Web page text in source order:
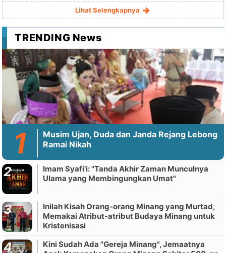
Lihat Selengkapnya
TRENDING News
Musim Ujan, Duda dan Janda Rejang Lebong
Ramai Nikah
Imam Syafi'i: "Tanda Akhir Zaman Munculnya
Ulama yang Membingungkan Umat"
Inilah Kisah Orang-orang Minang yang Murtad,
Memakai Atribut-atribut Budaya Minang untuk
Kristenisasi
Kini Sudah Ada "Gereja Minang", Jemaatnya